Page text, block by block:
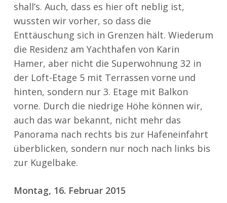
shall’s. Auch, dass es hier oft neblig ist,
wussten wir vorher, so dass die
Enttäuschung sich in Grenzen hält. Wiederum
die Residenz am Yachthafen von Karin
Hamer, aber nicht die Superwohnung 32 in
der Loft-Etage 5 mit Terrassen vorne und
hinten, sondern nur 3. Etage mit Balkon
vorne. Durch die niedrige Höhe können wir,
auch das war bekannt, nicht mehr das
Panorama nach rechts bis zur Hafeneinfahrt
überblicken, sondern nur noch nach links bis
zur Kugelbake.
Montag, 16. Februar 2015